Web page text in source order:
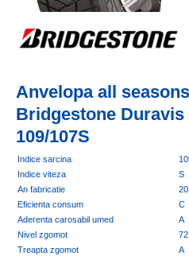
Anvelopa all
Bridgestone Duravis
109/107S
Indice sarcina
Indice viteza
S
An fabricatie
Eficienta consum
C
Aderenta carosabil umed
A
Nivel zgomot
Treapta zgomot
A